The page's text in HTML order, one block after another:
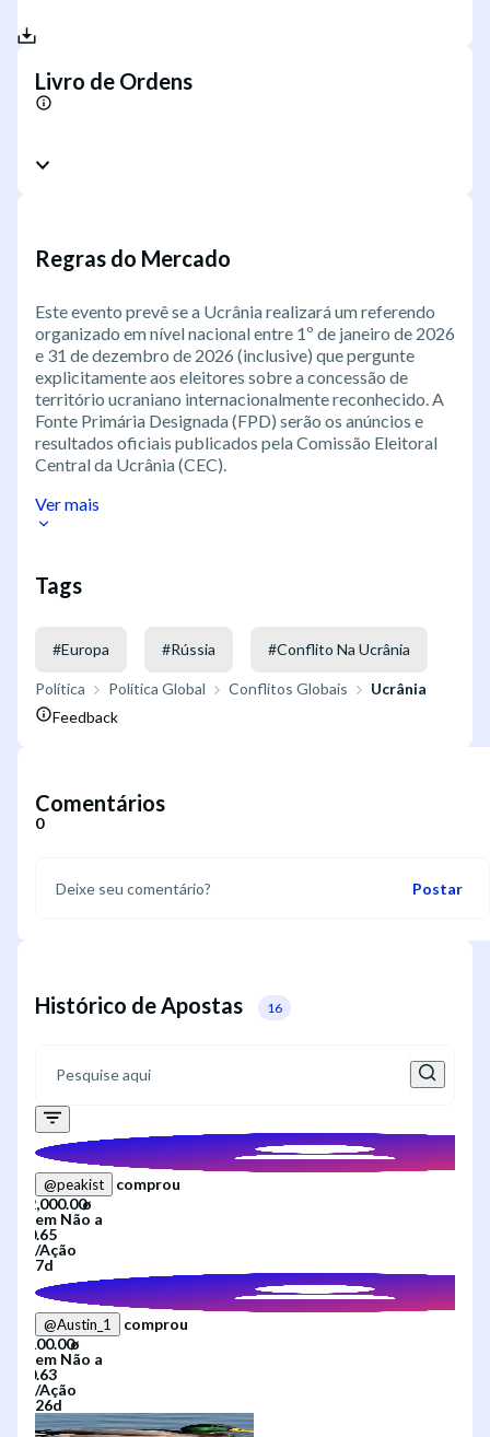
Livro de Ordens
Regras do Mercado
Este evento prevê se a Ucrânia realizará um referendo
organizado em nível nacional entre 1º de janeiro de 2026
e 31 de dezembro de 2026 (inclusive) que pergunte
explicitamente aos eleitores sobre a concessão de
território ucraniano internacionalmente reconhecido. A
Fonte Primária Designada (FPD) serão os anúncios e
resultados oficiais publicados pela Comissão Eleitoral
Central da Ucrânia (CEC).
Ver mais
Tags
#Europa #Rússia #Conflito Na Ucrânia
Política Política Global Conflitos Globais
Ucrânia
Feedback
Comentários
0
Postar
Histórico de Apostas 16
@peakist
comprou
em Não a
/Ação
7d
@Austin_1
comprou
em Não a
/Ação
26d